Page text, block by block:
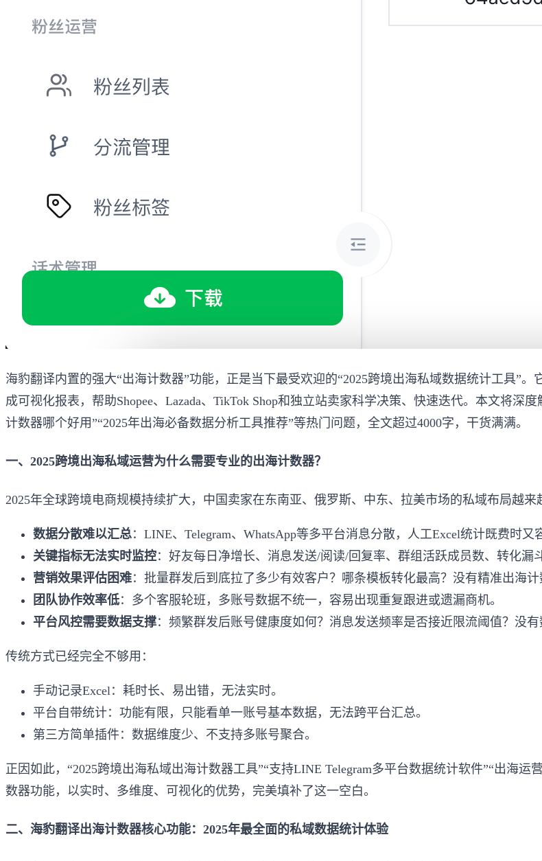
海豹翻译内置的强大“出海计数器”功能，正是当下最受欢迎的“2025跨境出海私域数据统计工具”
成可视化报表，帮助Shopee、Lazada、TikTok Shop和独立站卖家科学决策、快速迭代。本文将深
计数器哪个好用”“2025年出海必备数据分析工具推荐”等热门问题，全文超过4000字，干货满满。
一、2025跨境出海私域运营为什么需要专业的出海计数器？
2025年全球跨境电商规模持续扩大，中国卖家在东南亚、俄罗斯、中东、拉美市场的私域布局越
数据分散难以汇总：LINE、Telegram、WhatsApp等多平台消息分散，人工Excel统计既费时又
关键指标无法实时监控：好友每日净增长、消息发送/阅读/回复率、群组活跃成员数、转化漏
营销效果评估困难：批量群发后到底拉了多少有效客户？哪条模板转化最高？没有精准出海计
团队协作效率低：多个客服轮班，多账号数据不统一，容易出现重复跟进或遗漏商机。
平台风控需要数据支撑：频繁群发后账号健康度如何？消息发送频率是否接近限流阈值？没有
传统方式已经完全不够用：
手动记录Excel：耗时长、易出错，无法实时。
平台自带统计：功能有限，只能看单一账号基本数据，无法跨平台汇总。
第三方简单插件：数据维度少、不支持多账号聚合。
正因如此，“2025跨境出海私域出海计数器工具”“支持LINE Telegram多平台数据统计软件”“出海
数器功能，以实时、多维度、可视化的优势，完美填补了这一空白。
二、海豹翻译出海计数器核心功能：2025年最全面的私域数据统计体验